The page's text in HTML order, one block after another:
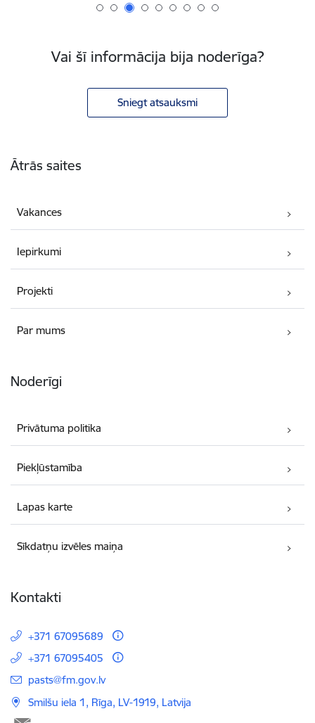
Vai šī informācija bija noderīga?
Sniegt atsauksmi
Ātrās saites
Vakances
Iepirkumi
Projekti
Par mums
Noderīgi
Privātuma politika
Piekļūstamība
Lapas karte
Sīkdatņu izvēles maiņa
Kontakti
+371 67095689
+371 67095405
E-pasts:
pasts@fm.gov.lv
Smilšu iela 1, Rīga, LV-1919, Latvija